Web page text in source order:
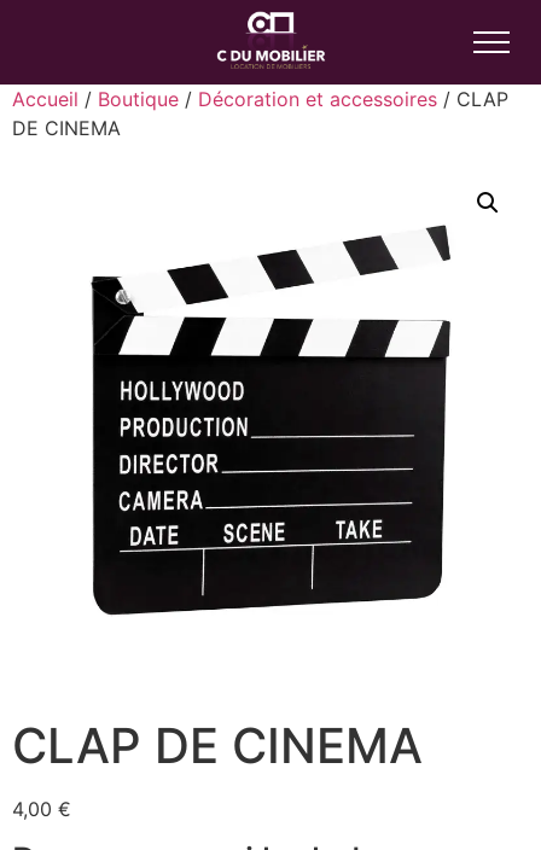
Accueil / Boutique / Décoration et accessoires / CLAP
DE CINEMA
CLAP DE CINEMA
4,00 €